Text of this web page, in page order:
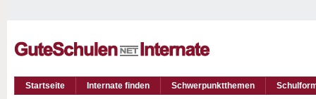
Startseite Internate finden Schwerpunktthemen